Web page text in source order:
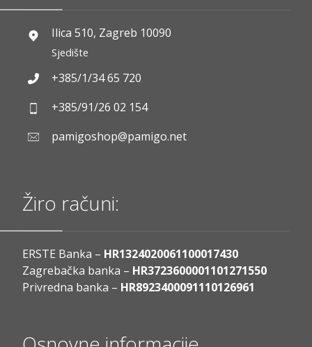
Ilica 510, Zagreb 10090
Sjedište
+385/1/34 65 720
+385/91/26 02 154
pamigoshop@pamigo.net
Žiro računi:
ERSTE Banka – HR1324020061100017430
Zagrebačka banka – HR3723600001101271550
Privredna banka – HR8923400091110126961